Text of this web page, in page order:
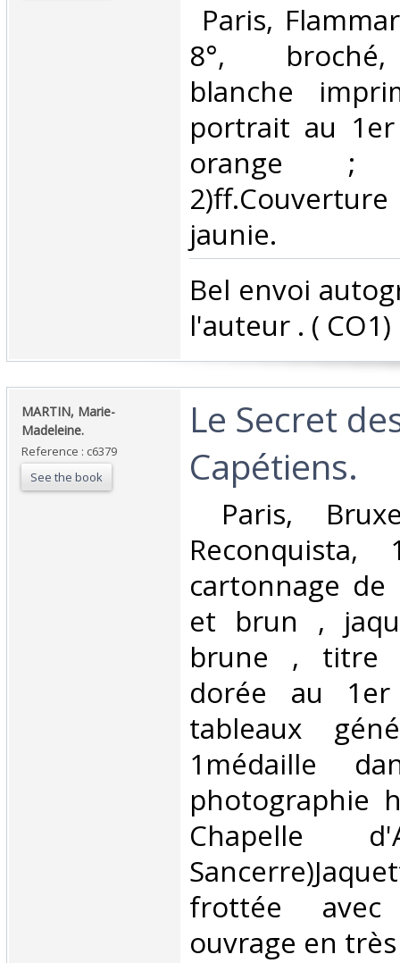
Paris,
8°,
blanche
portrait au
orange ;
jaunie.‎
‎Bel envoi
l'auteur . ( CO1) ‎
‎MARTIN, Marie-
Madeleine.‎
Reference : c6379
See the book
‎Le Secret
Capétiens.‎
Paris,
cartonnage
et brun ,
brune , titre
dorée au
tableaux
1médaille
photographie
Chapelle
frottée
ouvrage en